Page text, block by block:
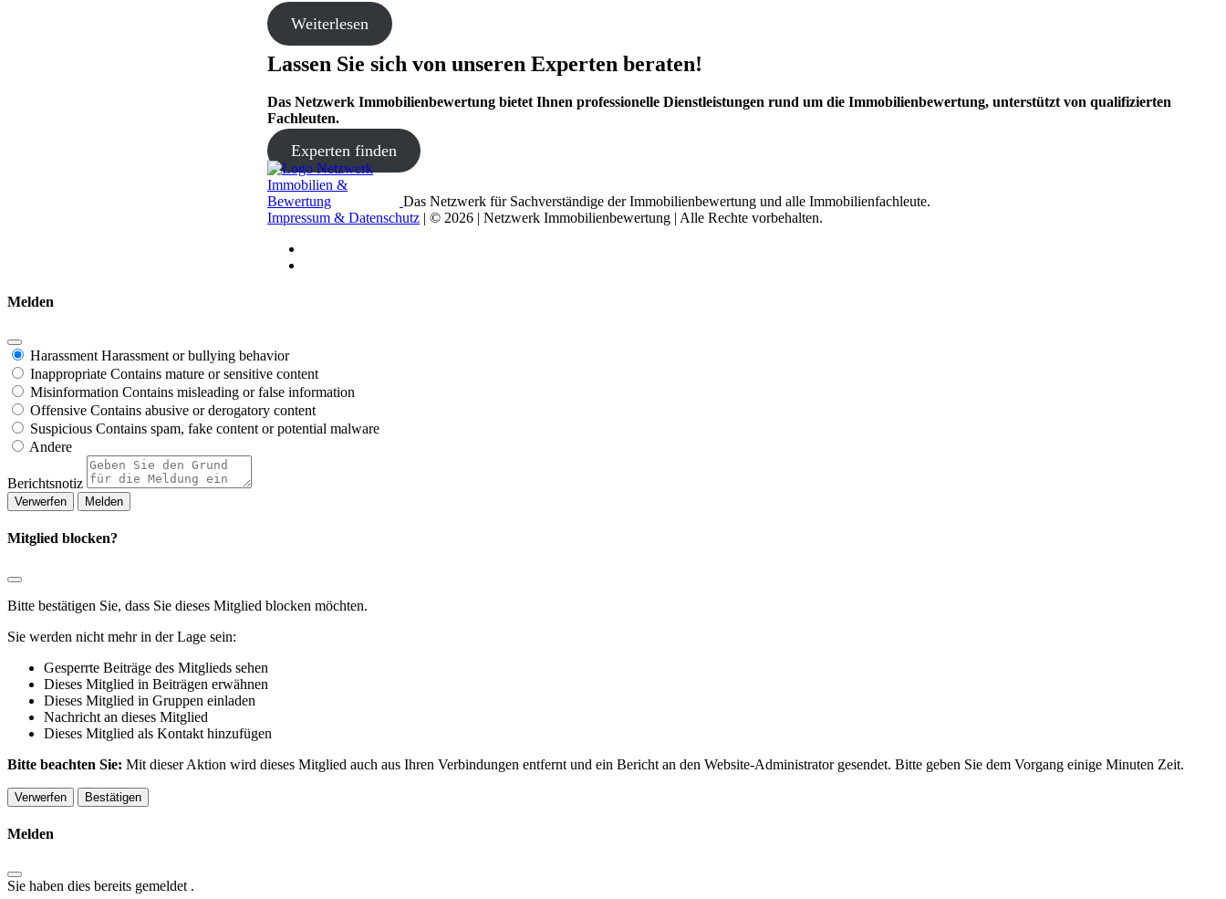
Weiterlesen
Lassen Sie sich von unseren Experten beraten!
Das Netzwerk Immobilienbewertung bietet Ihnen professionelle Dienstleistungen rund um die Immobilienbewertung, unterstützt von qualifizierten
Fachleuten.
Experten finden
Das Netzwerk für Sachverständige der Immobilienbewertung und alle Immobilienfachleute.
Impressum & Datenschutz | © 2026 | Netzwerk Immobilienbewertung | Alle Rechte vorbehalten.
Melden
Harassment Harassment or bullying behavior
Inappropriate Contains mature or sensitive content
Misinformation Contains misleading or false information
Offensive Contains abusive or derogatory content
Suspicious Contains spam, fake content or potential malware
Andere
Berichtsnotiz
Melden
Mitglied blocken?
Bitte bestätigen Sie, dass Sie dieses Mitglied blocken möchten.
Sie werden nicht mehr in der Lage sein:
Gesperrte Beiträge des Mitglieds sehen
Dieses Mitglied in Beiträgen erwähnen
Dieses Mitglied in Gruppen einladen
Nachricht an dieses Mitglied
Dieses Mitglied als Kontakt hinzufügen
Bitte beachten Sie: Mit dieser Aktion wird dieses Mitglied auch aus Ihren Verbindungen entfernt und ein Bericht an den Website-Administrator gesendet. Bitte geben Sie dem Vorgang einige Minuten Zeit.
Bestätigen
Melden
Sie haben dies bereits gemeldet .